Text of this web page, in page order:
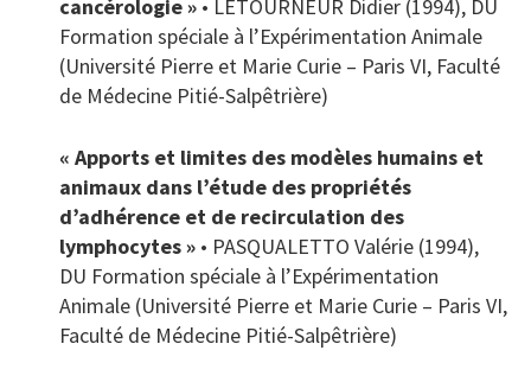
cancérologie » • LETOURNEUR Didier (1994), DU
Formation spéciale à l’Expérimentation Animale
(Université Pierre et Marie Curie – Paris VI, Faculté
de Médecine Pitié-Salpêtrière)
« Apports et limites des modèles humains et
animaux dans l’étude des propriétés
d’adhérence et de recirculation des
lymphocytes » • PASQUALETTO Valérie (1994),
DU Formation spéciale à l’Expérimentation
Animale (Université Pierre et Marie Curie – Paris VI,
Faculté de Médecine Pitié-Salpêtrière)